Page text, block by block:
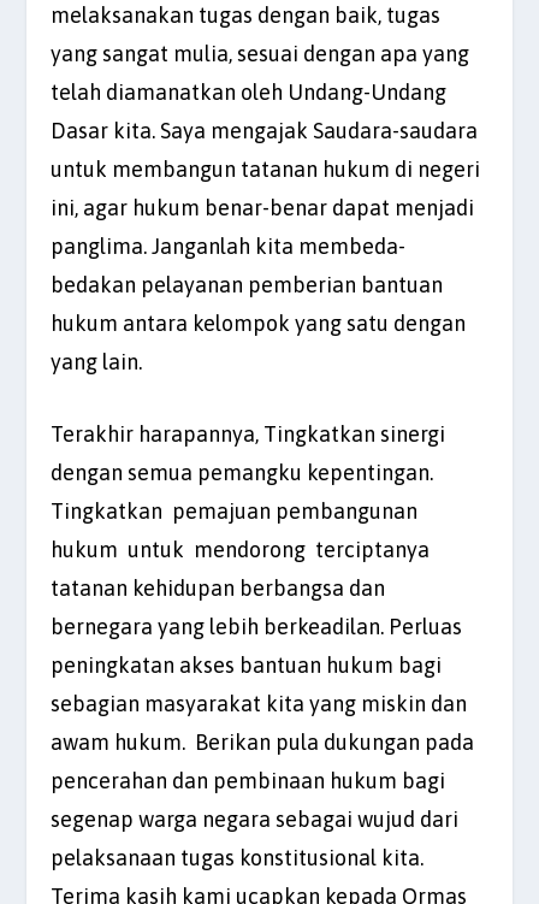
melaksanakan tugas dengan baik, tugas
yang sangat mulia, sesuai dengan apa yang
telah diamanatkan oleh Undang-Undang
Dasar kita. Saya mengajak Saudara-saudara
untuk membangun tatanan hukum di negeri
ini, agar hukum benar-benar dapat menjadi
panglima. Janganlah kita membeda-
bedakan pelayanan pemberian bantuan
hukum antara kelompok yang satu dengan
yang lain.
Terakhir harapannya, Tingkatkan sinergi
dengan semua pemangku kepentingan.
Tingkatkan pemajuan pembangunan
hukum untuk mendorong terciptanya
tatanan kehidupan berbangsa dan
bernegara yang lebih berkeadilan. Perluas
peningkatan akses bantuan hukum bagi
sebagian masyarakat kita yang miskin dan
awam hukum. Berikan pula dukungan pada
pencerahan dan pembinaan hukum bagi
segenap warga negara sebagai wujud dari
pelaksanaan tugas konstitusional kita.
Terima kasih kami ucapkan kepada Ormas